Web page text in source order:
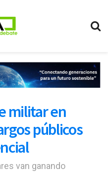
militar en
públicos
van ganando